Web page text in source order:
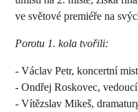
ve světové premiéře na
Porotu 1. kola tvořili:
- Václav Petr, koncertní
- Ondřej Roskovec,
- Vítězslav Mikeš,